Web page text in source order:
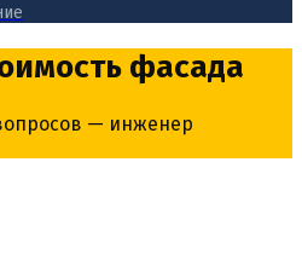
фасада
— инженер